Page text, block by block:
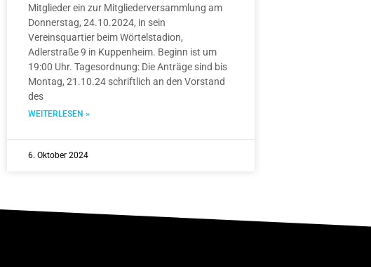
Mitglieder ein zur Mitgliederversammlung am
Donnerstag, 24.10.2024, in sein
Vereinsquartier beim Wörtelstadion,
Adlerstraße 9 in Kuppenheim. Beginn ist um
19:00 Uhr. Tagesordnung: Die Anträge sind bis
Montag, 21.10.24 schriftlich an den Vorstand
des
WEITERLESEN »
6. Oktober 2024